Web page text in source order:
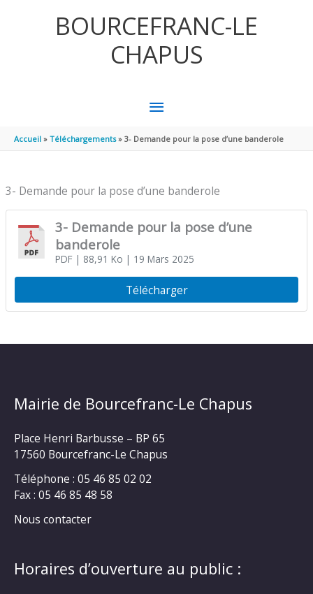
BOURCEFRANC-LE
CHAPUS
MENU
PRINCIPAL
Accueil Téléchargements 3- Demande pour la pose d’une banderole
3- Demande pour la pose d’une banderole
3- Demande pour la pose d’une
banderole
PDF| 88,91 Ko | 19 Mars 2025
Télécharger
Mairie de Bourcefranc-Le Chapus
Place Henri Barbusse – BP 65
17560 Bourcefranc-Le Chapus
Téléphone : 05 46 85 02 02
Fax : 05 46 85 48 58
Nous contacter
Horaires d’ouverture au public :